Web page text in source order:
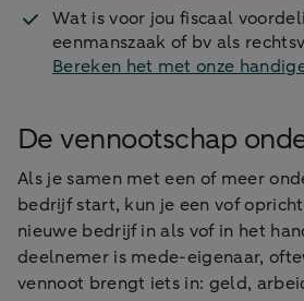
Wat is voor jou fiscaal
eenmanszaak of bv als
Bereken het met onze
De vennootschap
Als je samen met een of meer
bedrijf start, kun je een vof
nieuwe bedrijf in als vof in het
deelnemer is mede-eigenaar,
vennoot brengt iets in: geld,